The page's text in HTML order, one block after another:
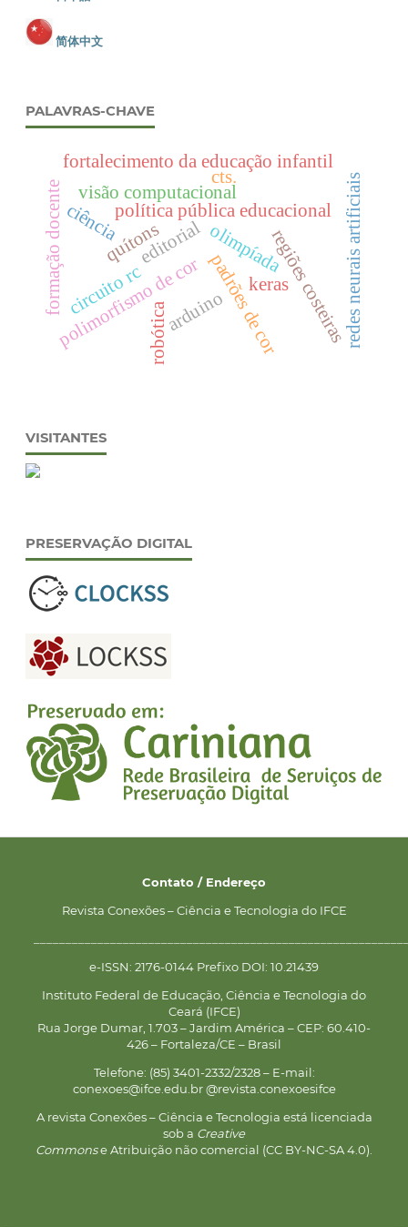
简体中文
PALAVRAS-CHAVE
editorialolimpíada
política pública educacional
padrões de cor
polimorfismo de cor
quítons regiões costeiras
robótica redes neurais artificiais
visão computacional
keras
fortalecimento da educação infantil
formação docente
cts.
ciência
arduino
circuito rc
VISITANTES
PRESERVAÇÃO DIGITAL
Contato / Endereço
Revista Conexões – Ciência e Tecnologia do IFCE
e-ISSN: 2176-0144 Prefixo DOI: 10.21439
Instituto Federal de Educação, Ciência e Tecnologia do
Ceará (IFCE)
Rua Jorge Dumar, 1.703 – Jardim América – CEP: 60.410-
426 – Fortaleza/CE – Brasil
Telefone: (85) 3401-2332/2328 – E-mail:
conexoes@ifce.edu.br @revista.conexoesifce
A revista Conexões – Ciência e Tecnologia está licenciada
sob a Creative
Commonse Atribuição não comercial (CC BY-NC-SA 4.0).